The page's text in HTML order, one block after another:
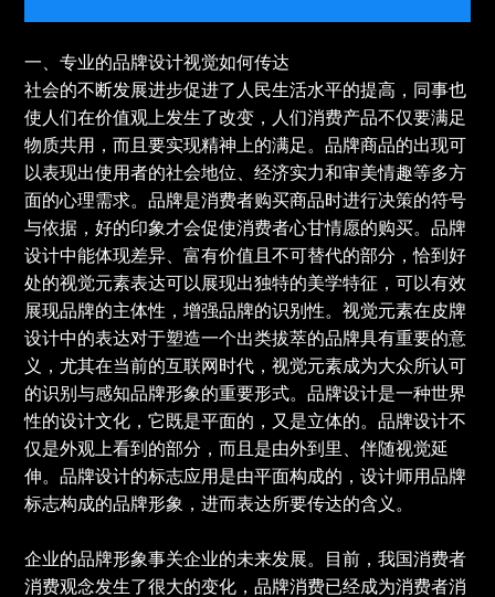
一、专业的品牌设计视觉如何传达
社会的不断发展进步促进了人民生活水平的提高，同事也
使人们在价值观上发生了改变，人们消费产品不仅要满足
物质共用，而且要实现精神上的满足。品牌商品的出现可
以表现出使用者的社会地位、经济实力和审美情趣等多方
面的心理需求。品牌是消费者购买商品时进行决策的符号
与依据，好的印象才会促使消费者心甘情愿的购买。品牌
设计中能体现差异、富有价值且不可替代的部分，恰到好
处的视觉元素表达可以展现出独特的美学特征，可以有效
展现品牌的主体性，增强品牌的识别性。视觉元素在皮牌
设计中的表达对于塑造一个出类拔萃的品牌具有重要的意
义，尤其在当前的互联网时代，视觉元素成为大众所认可
的识别与感知品牌形象的重要形式。品牌设计是一种世界
性的设计文化，它既是平面的，又是立体的。品牌设计不
仅是外观上看到的部分，而且是由外到里、伴随视觉延
伸。品牌设计的标志应用是由平面构成的，设计师用品牌
标志构成的品牌形象，进而表达所要传达的含义。
企业的品牌形象事关企业的未来发展。目前，我国消费者
消费观念发生了很大的变化，品牌消费已经成为消费者消